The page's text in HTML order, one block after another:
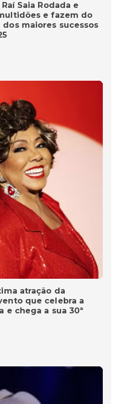
Saia Rodada e
e fazem do
dos maiores sucessos
atração da
que celebra a
e chega a sua 30ª